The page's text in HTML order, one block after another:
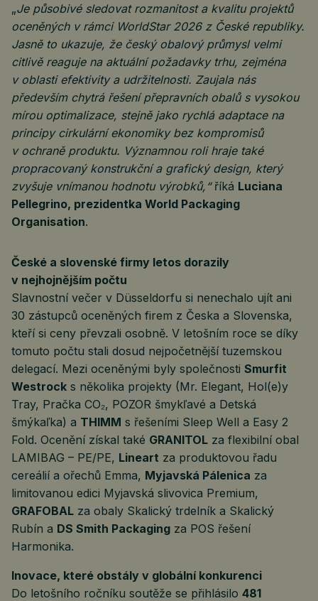
„Je působivé sledovat rozmanitost a kvalitu projektů
oceněných v rámci WorldStar 2026 z České republiky.
Jasně to ukazuje, že český obalový průmysl velmi
citlivě reaguje na aktuální požadavky trhu, zejména
v oblasti efektivity a udržitelnosti. Zaujala nás
především chytrá řešení přepravních obalů s vysokou
mírou optimalizace, stejně jako rychlá adaptace na
principy cirkulární ekonomiky bez kompromisů
v ochraně produktu. Významnou roli hraje také
propracovaný konstrukční a grafický design, který
zvyšuje vnímanou hodnotu výrobků,“říká Luciana
Pellegrino, prezidentka World Packaging
Organisation.
České a slovenské firmy letos dorazily
v nejhojnějším počtu
Slavnostní večer v Düsseldorfu si nenechalo ujít ani
30 zástupců oceněných firem z Česka a Slovenska,
kteří si ceny převzali osobně. V letošním roce se díky
tomuto počtu stali dosud nejpočetnější tuzemskou
delegací. Mezi oceněnými byly společnosti Smurfit
Westrock s několika projekty (Mr. Elegant, Hol(e)y
Tray, Pračka CO₂, POZOR šmykľavé a Detská
šmýkaľka) a THIMM s řešeními Sleep Well a Easy 2
Fold. Ocenění získal také GRANITOL za flexibilní obal
LAMIBAG – PE/PE, Lineart za produktovou řadu
cereálií a ořechů Emma, Myjavská Pálenica za
limitovanou edici Myjavská slivovica Premium,
GRAFOBAL za obaly Skalický trdelník a Skalický
Rubín a DS Smith Packaging za POS řešení
Harmonika.
Inovace, které obstály v globální konkurenci
Do letošního ročníku soutěže se přihlásilo 481